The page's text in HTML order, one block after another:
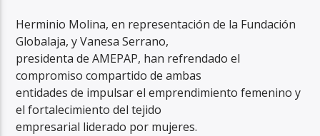
Herminio Molina, en representación de la Fundación
Globalaja, y Vanesa Serrano,
presidenta de AMEPAP, han refrendado el
compromiso compartido de ambas
entidades de impulsar el emprendimiento femenino y
el fortalecimiento del tejido
empresarial liderado por mujeres.